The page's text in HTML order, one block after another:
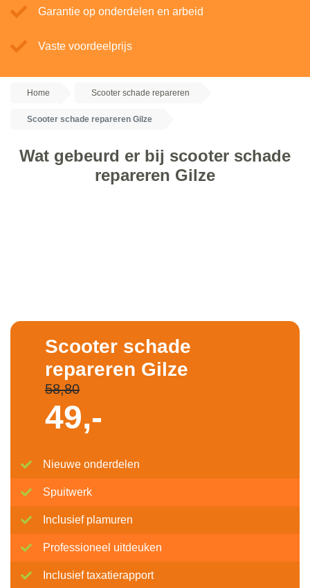
Garantie op onderdelen en arbeid
Vaste voordeelprijs
Home Scooter schade repareren
Scooter schade repareren Gilze
Wat gebeurd er bij scooter schade
repareren Gilze
Scooter schade
repareren Gilze
58,80
49,-
Nieuwe onderdelen
Spuitwerk
Inclusief plamuren
Professioneel uitdeuken
Inclusief taxatierapport